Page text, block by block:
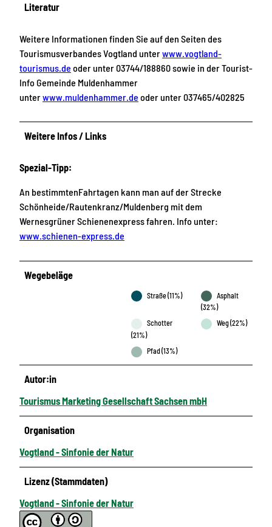
Literatur
Weitere Informationen finden Sie auf den Seiten des
Tourismusverbandes Vogtland unterwww.vogtland-
tourismus.de oder unter 03744/188860 sowie in der Tourist-
Info Gemeinde Muldenhammer
unterwww.muldenhammer.de oder unter 037465/402825
Weitere Infos / Links
Spezial-Tipp:
An bestimmtenFahrtagen kann man auf der Strecke
Schönheide/Rautenkranz/Muldenberg mit dem
Wernesgrüner Schienenexpress fahren. Info unter:
www.schienen-express.de
Wegebeläge
Straße (11%)
Asphalt
(32%)
Schotter
(21%)
Weg (22%)
Pfad (13%)
Autor:in
Tourismus Marketing Gesellschaft Sachsen mbH
Organisation
Vogtland - Sinfonie der Natur
Lizenz (Stammdaten)
Vogtland - Sinfonie der Natur